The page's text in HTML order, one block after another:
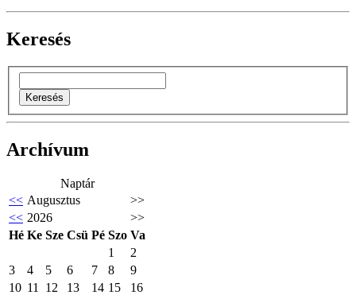
Keresés
Archívum
Naptár
<< Augusztus
>>
<< 2026
>>
Hé Ke Sze Csü Pé Szo Va
1
2
3
4 5 6 7 8
9
10 11 12 13 14 15
16